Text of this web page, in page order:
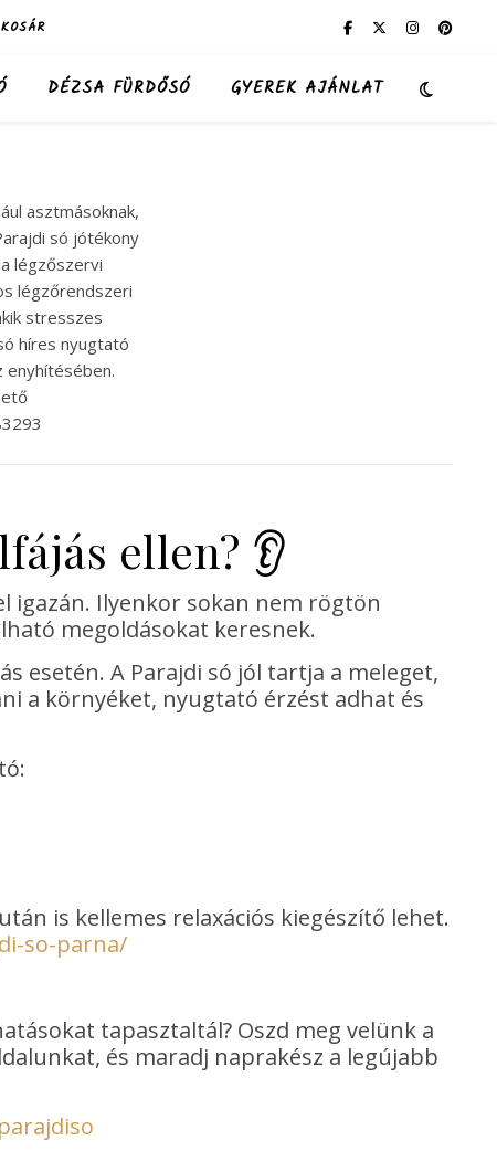
KOSÁR
DÉZSA FÜRDŐSÓ GYEREK AJÁNLAT
asztmásoknak,
só jótékony
légzőszervi
légzőrendszeri
stresszes
híres nyugtató
enyhítésében.
ellen? 👂
igazán. Ilyenkor sokan nem rögtön
megoldásokat keresnek.
esetén. A Parajdi só jól tartja a meleget,
a környéket, nyugtató érzést adhat és
is kellemes relaxációs kiegészítő lehet.
so-parna/
tapasztaltál? Oszd meg velünk a
és maradj naprakész a legújabb